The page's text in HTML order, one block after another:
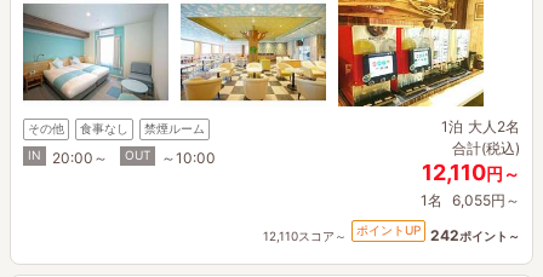
その他 食事なし
禁煙ルーム
IN
20:00～ OUT ～10:00
1泊 大人2名
合計(税込)
12,110円～
1名 6,055円～
12,110スコア～ ポイントUP 242ポイント～